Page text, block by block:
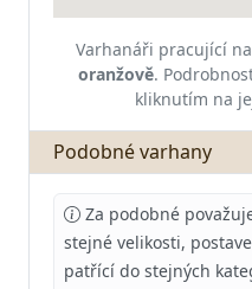
Varhanáři pracující
oranžově.
kliknutím na
Podobné varhany
Za podobné
stejné velikosti,
patřící do stejných